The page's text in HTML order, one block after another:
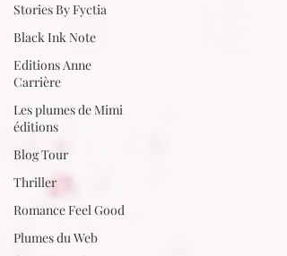
Stories By Fyctia
Black Ink Note
Editions Anne
Carrière
Les plumes de Mimi
éditions
Blog Tour
Thriller
Romance Feel Good
Plumes du Web